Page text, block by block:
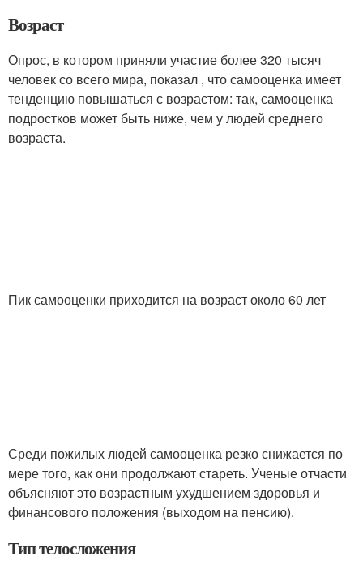
Возраст
Опрос, в котором приняли участие более 320 тысяч
человек со всего мира, показал , что самооценка имеет
тенденцию повышаться с возрастом: так, самооценка
подростков может быть ниже, чем у людей среднего
возраста.
Пик самооценки приходится на возраст около 60 лет
Среди пожилых людей самооценка резко снижается по
мере того, как они продолжают стареть. Ученые отчасти
объясняют это возрастным ухудшением здоровья и
финансового положения (выходом на пенсию).
Тип телосложения